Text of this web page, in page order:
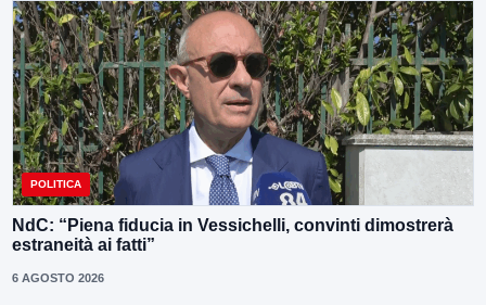
POLITICA
NdC: “Piena fiducia in Vessichelli, convinti dimostrerà
estraneità ai fatti”
6 AGOSTO 2026